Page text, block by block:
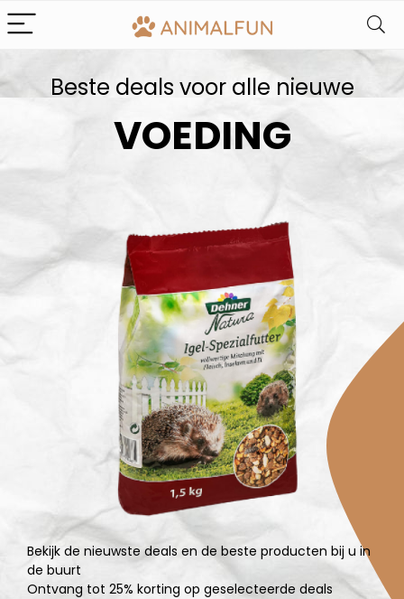
Beste deals voor alle nieuwe
VOEDING
Bekijk de nieuwste deals en de beste producten bij u in
de buurt
Ontvang tot 25% korting op geselecteerde deals